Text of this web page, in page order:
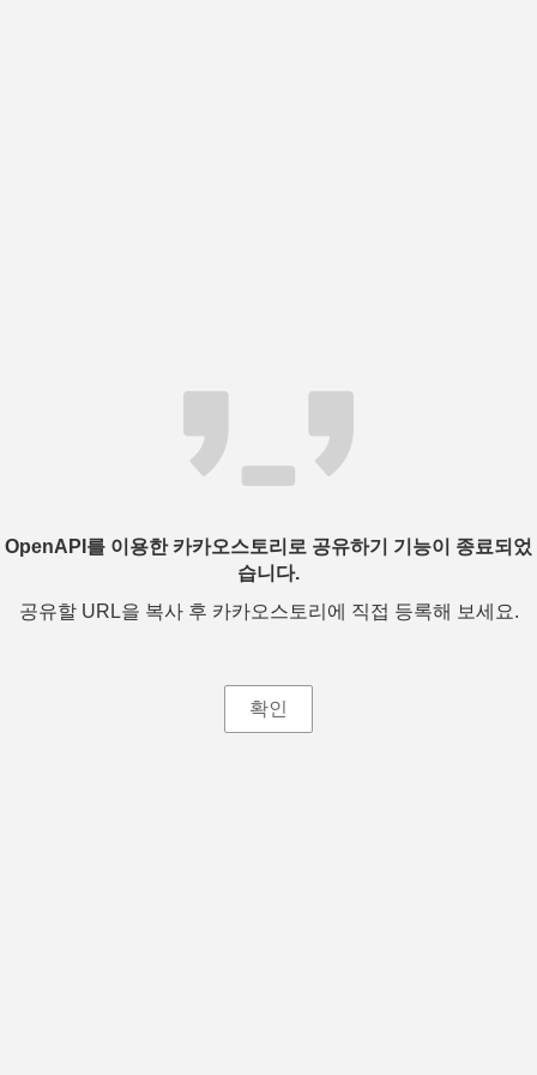
OpenAPI를 이용한 카카오스토리로 공유하기 기능이 종료되었
습니다.
공유할 URL을 복사 후 카카오스토리에 직접 등록해 보세요.
확인